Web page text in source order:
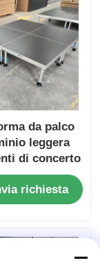
da palco
leggera
di concerto
richiesta